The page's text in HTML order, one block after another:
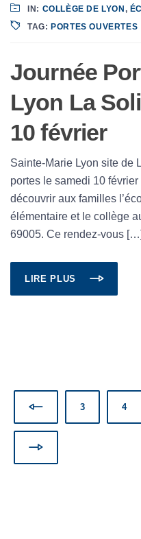
IN: COLLÈGE DE LYON ,
TAG: PORTES OUVERTES
Journée
Lyon La
10 février
Sainte-Marie Lyon site de
portes le samedi 10
découvrir aux familles
élémentaire et le collège
69005. Ce rendez-vous […]
LIRE PLUS
3 4